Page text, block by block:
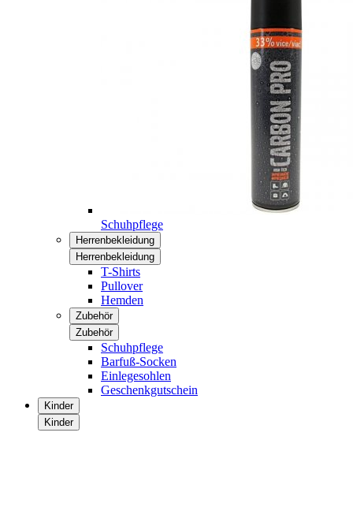
Schuhpflege
Herrenbekleidung
Herrenbekleidung
T-Shirts
Pullover
Hemden
Zubehör
Zubehör
Schuhpflege
Barfuß-Socken
Einlegesohlen
Geschenkgutschein
Kinder
Kinder